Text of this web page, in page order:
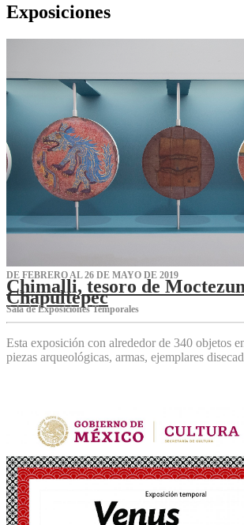
Exposiciones
DE FEBRERO AL 26 DE MAYO DE 2019
Chimalli, tesoro de
Chapultepec
Sala de Exposiciones Temporales
Esta exposición con alrededor de 340 objetos
piezas arqueológicas, armas, ejemplares